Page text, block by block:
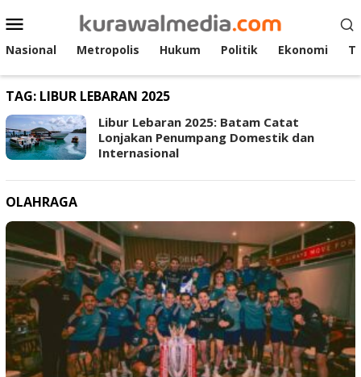
ke
konten
Menu
Mobile
Nasional Metropolis Hukum Politik Ekonomi
TAG: LIBUR LEBARAN 2025
Libur Lebaran 2025: Batam Catat
Lonjakan Penumpang Domestik dan
Internasional
OLAHRAGA